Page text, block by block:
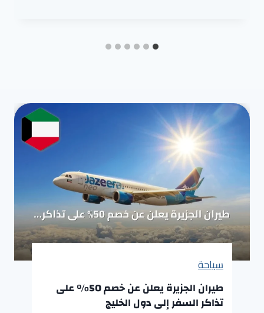
سياحة
طيران الجزيرة يعلن عن خصم 50% على
تذاكر السفر إلى دول الخليج